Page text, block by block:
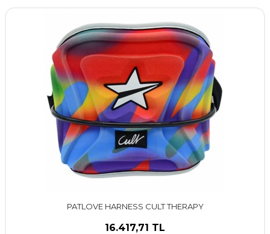
PATLOVE HARNESS CULT THERAPY
16.417,71 TL